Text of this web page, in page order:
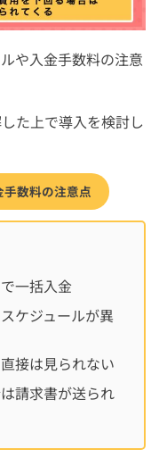
や入金手数料の注意
た上で導入を検討し
数料の注意点
一括入金
ケジュールが異
接は見られない
請求書が送られ